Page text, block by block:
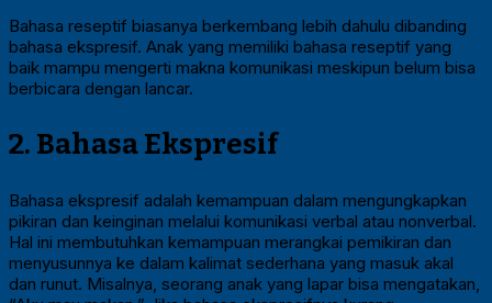
Bahasa reseptif biasanya berkembang lebih dahulu dibanding
bahasa ekspresif. Anak yang memiliki bahasa reseptif yang
baik mampu mengerti makna komunikasi meskipun belum bisa
berbicara dengan lancar.
2. Bahasa Ekspresif
Bahasa ekspresif adalah kemampuan dalam mengungkapkan
pikiran dan keinginan melalui komunikasi verbal atau nonverbal.
Hal ini membutuhkan kemampuan merangkai pemikiran dan
menyusunnya ke dalam kalimat sederhana yang masuk akal
dan runut. Misalnya, seorang anak yang lapar bisa mengatakan,